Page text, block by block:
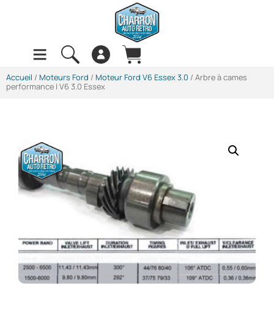
Accueil / Moteurs Ford / Moteur Ford V6 Essex 3.0 / Arbre à cames
performance | V6 3.0 Essex